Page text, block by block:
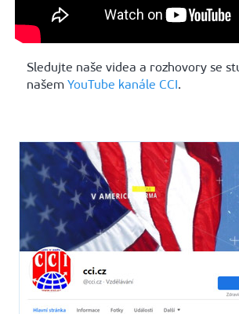
Sledujte naše videa a rozhovory se
našem YouTube kanále CCI.